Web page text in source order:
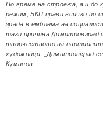
По време на строежа, а и до
режим, БКП прави всичко по
града в емблема на
тази причина Димитровград
творчеството на
художници. „Димитровград
Куманов